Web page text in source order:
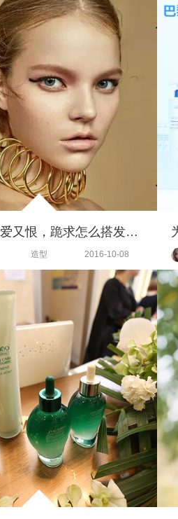
对Choker又爱又恨，跪求怎么搭发型才不显脖子粗？
造型 2016-10-08